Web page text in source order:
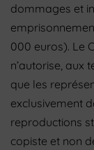
dommages et
000 euros). Le
n’autorise, aux
que les
exclusivement
reproductions
copiste et non